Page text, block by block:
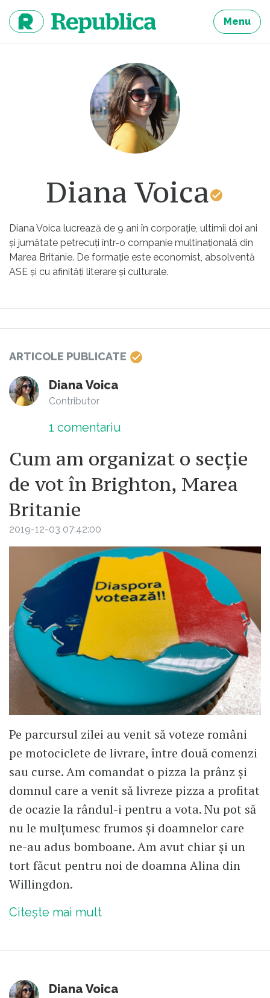
continut
Menu
Diana Voica
Diana Voica lucrează de 9 ani în corporație, ultimii doi ani
și jumătate petrecuți într-o companie multinațională din
Marea Britanie. De formație este economist, absolventă
ASE și cu afinități literare și culturale.
ARTICOLE PUBLICATE
Diana Voica
Contributor
1 comentariu
Cum am organizat o secție
de vot în Brighton, Marea
Britanie
2019-12-03 07:42:00
Pe parcursul zilei au venit să voteze români
pe motociclete de livrare, între două comenzi
sau curse. Am comandat o pizza la prânz și
domnul care a venit să livreze pizza a profitat
de ocazie la rândul-i pentru a vota. Nu pot să
nu le mulțumesc frumos și doamnelor care
ne-au adus bomboane. Am avut chiar și un
tort făcut pentru noi de doamna Alina din
Willingdon.
Citește mai mult
Diana Voica